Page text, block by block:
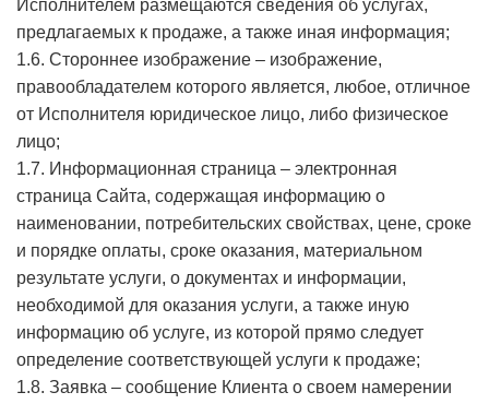
Исполнителем размещаются сведения об услугах,
предлагаемых к продаже, а также иная информация;
1.6. Стороннее изображение – изображение,
правообладателем которого является, любое, отличное
от Исполнителя юридическое лицо, либо физическое
лицо;
1.7. Информационная страница – электронная
страница Сайта, содержащая информацию о
наименовании, потребительских свойствах, цене, сроке
и порядке оплаты, сроке оказания, материальном
результате услуги, о документах и информации,
необходимой для оказания услуги, а также иную
информацию об услуге, из которой прямо следует
определение соответствующей услуги к продаже;
1.8. Заявка – сообщение Клиента о своем намерении